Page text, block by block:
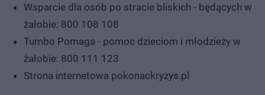
Wsparcie dla osób po stracie bliskich - będących w
żałobie: 800 108 108
Tumbo Pomaga - pomoc dzieciom i młodzieży w
żałobie: 800 111 123
Strona internetowa pokonackryzys.pl